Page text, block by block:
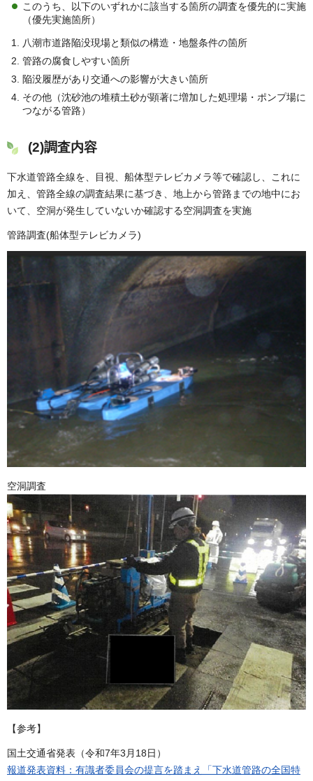
このうち、以下のいずれかに該当する箇所の調査を優先的に実施
（優先実施箇所）
八潮市道路陥没現場と類似の構造・地盤条件の箇所
管路の腐食しやすい箇所
陥没履歴があり交通への影響が大きい箇所
その他（沈砂池の堆積土砂が顕著に増加した処理場・ポンプ場に
つながる管路）
(2)調査内容
下水道管路全線を、目視、船体型テレビカメラ等で確認し、これに
加え、管路全線の調査結果に基づき、地上から管路までの地中にお
いて、空洞が発生していないか確認する空洞調査を実施
管路調査(船体型テレビカメラ)
空洞調査
【参考】
国土交通省発表（令和7年3月18日）
報道発表資料：有識者委員会の提言を踏まえ「下水道管路の全国特